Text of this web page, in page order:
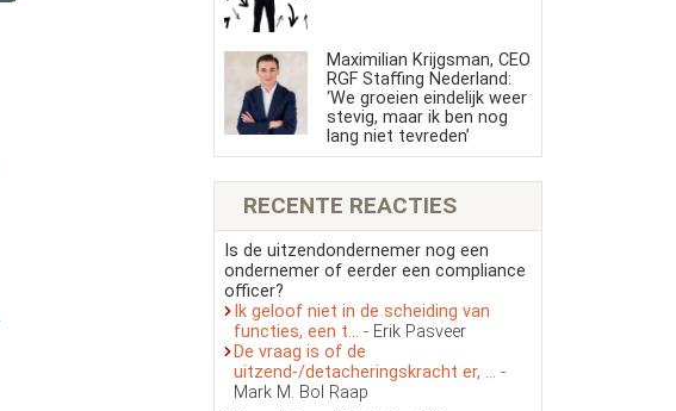
Maximilian Krijgsman, CEO
RGF Staffing Nederland:
‘We groeien eindelijk weer
stevig, maar ik ben nog
lang niet tevreden’
RECENTE REACTIES
Is de uitzendondernemer nog een
ondernemer of eerder een compliance
officer?
Ik geloof niet in de scheiding van
functies, een t... - Erik Pasveer
De vraag is of de
uitzend-/detacheringskracht er, ... -
Mark M. Bol Raap